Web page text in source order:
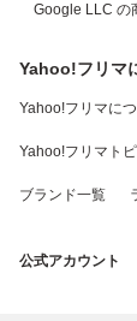
Google LLC の
Yahoo!フリマ
Yahoo!フリマに
Yahoo!フリマト
ブランド一覧
公式アカウント